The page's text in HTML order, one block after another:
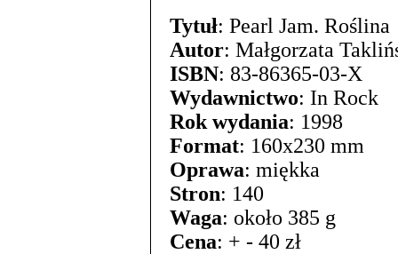
Tytuł: Pearl Jam. Roślina
Autor: Małgorzata
ISBN: 83-86365-03-X
Wydawnictwo: In Rock
Rok wydania: 1998
Format: 160x230 mm
Oprawa: miękka
Stron: 140
Waga: około 385 g
Cena: + - 40 zł